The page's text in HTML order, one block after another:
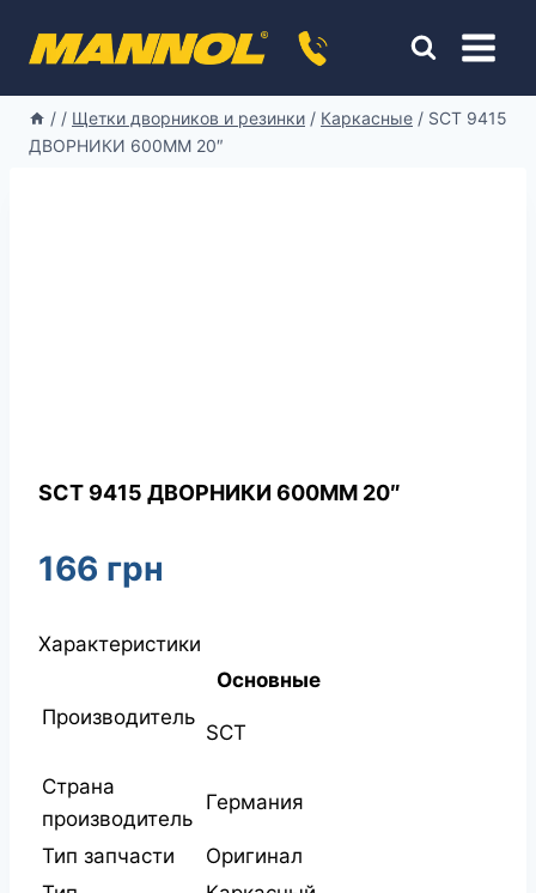
/ / Щетки дворников и резинки / Каркасные / SCT 9415
ДВОРНИКИ 600ММ 20″
SCT 9415 ДВОРНИКИ 600ММ 20″
166 грн
Характеристики
Основные
Производитель
SCT
Страна
производитель
Германия
Тип запчасти
Оригинал